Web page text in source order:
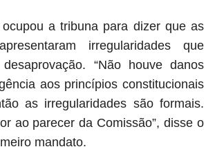
a tribuna para dizer que as
irregularidades que
“Não houve danos
aos princípios constitucionais
as irregularidades são formais.
ao parecer da Comissão”, disse o
mandato.